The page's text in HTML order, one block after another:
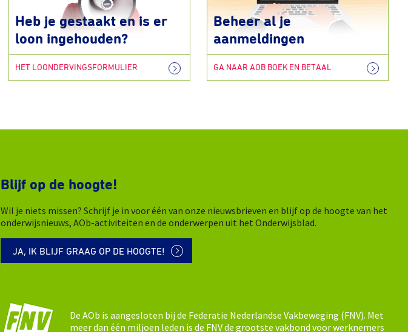
Heb je gestaakt en is er
loon ingehouden?
HET LOONDERVINGSFORMULIER
Beheer al je
aanmeldingen
GA NAAR AOB BOEK EN BETAAL
Blijf op de hoogte!
Wil je niets missen? Schrijf je in voor één van onze nieuwsbrieven en blijf op de hoogte van het
onderwijsnieuws, AOb-activiteiten en de onderwerpen uit het Onderwijsblad.
JA, IK BLIJF GRAAG OP DE HOOGTE!
De AOb is aangesloten bij de Federatie Nederlandse Vakbeweging (FNV). Met
meer dan één miljoen leden is de FNV de grootste vakbond voor werknemers